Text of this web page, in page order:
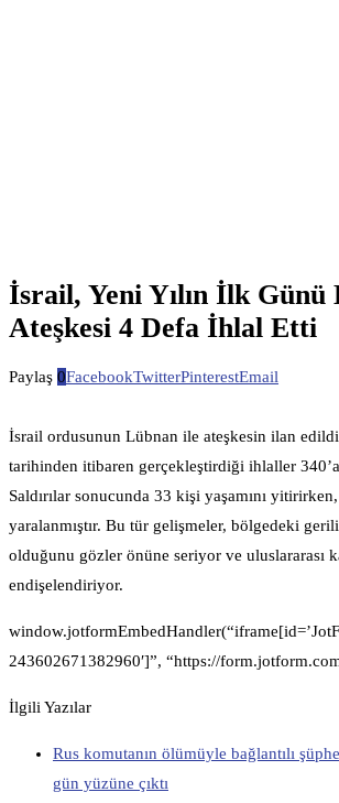
İsrail, Yeni Yılın İlk Günü
Ateşkesi 4 Defa İhlal Etti
Paylaş 0FacebookTwitterPinterestEmail
İsrail ordusunun Lübnan ile ateşkesin ilan
tarihinden itibaren gerçekleştirdiği ihlaller
Saldırılar sonucunda 33 kişi yaşamını
yaralanmıştır. Bu tür gelişmeler, bölgedeki
olduğunu gözler önüne seriyor ve uluslararası
endişelendiriyor.
243602671382960′]”, “https://
İlgili Yazılar
Rus komutanın ölümüyle bağlantılı
gün yüzüne çıktı